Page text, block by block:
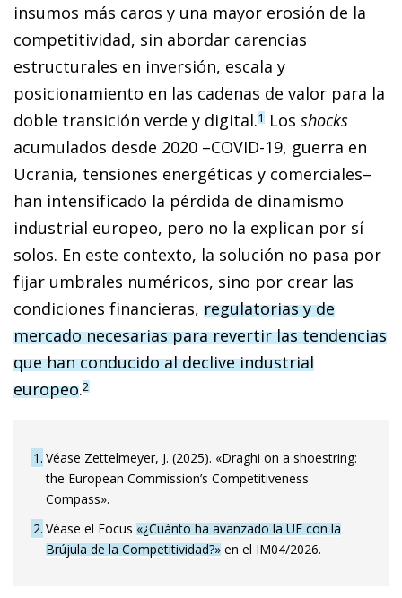
insumos más caros y una mayor erosión de la
competitividad, sin abordar carencias
estructurales en inversión, escala y
posicionamiento en las cadenas de valor para la
doble transición verde y digital.1 Los shocks
acumulados desde 2020 –COVID-19, guerra en
Ucrania, tensiones energéticas y comerciales–
han intensificado la pérdida de dinamismo
industrial europeo, pero no la explican por sí
solos. En este contexto, la solución no pasa por
fijar umbrales numéricos, sino por crear las
condiciones financieras, regulatorias y de
mercado necesarias para revertir las tendencias
que han conducido al declive industrial
europeo.2
1 Véase Zettelmeyer, J. (2025). «Draghi on a shoestring:
the European Commission’s Competitiveness
Compass».
2 Véase el Focus «¿Cuánto ha avanzado la UE con la
Brújula de la Competitividad?» en el IM04/2026.